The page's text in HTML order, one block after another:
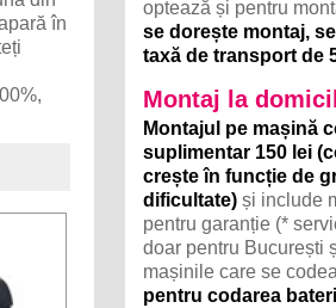
în
optează și pentru
se dorește montaj,
taxă de transport de
Montaj la
Montajul pe mașină
suplimentar 150 lei
crește în funcție de
dificultate) și include
pentru garanție (*
doar pentru București
mașinile care se
pentru codarea